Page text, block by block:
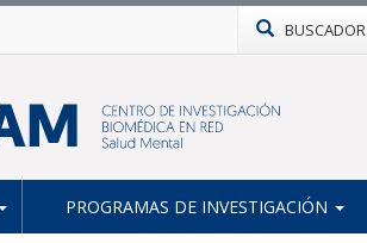
BUSCADOR
PROGRAMAS DE INVESTIGACIÓN